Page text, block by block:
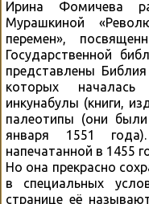
Ирина Фомичева
Мурашкиной
перемен»,
Государственной
представлены
которых
инкунабулы (книги,
палеотипы (они
января 1551
напечатанной в 1455
Но она прекрасно
в специальных
странице её